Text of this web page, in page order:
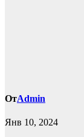
ОтAdmin
Янв 10, 2024